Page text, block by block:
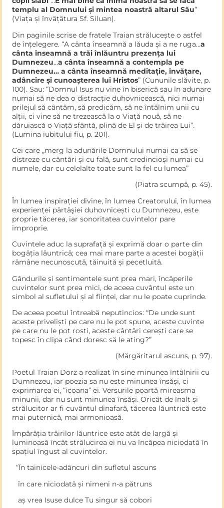
templu al Domnului și mintea noastră altarul Său”
(Viața și învățătura Sf. Siluan).
Din paginile scrise de fratele Traian strălucește o astfel
de înțelegere. “A cânta înseamnă a lăuda și a ne ruga…a
cânta înseamnă a trăi înlăuntru prezența lui
Dumnezeu…a cânta înseamnă a contempla pe
Dumnezeu… a cânta înseamnă meditație, învățare,
adâncire și cunoașterea lui Hristos” (Cununile slăvite, p.
100). Sau: “Domnul Isus nu vine în biserică sau în adunare
numai să ne dea o distracție duhovnicească, nici numai
prilejul să cântăm, să predicăm, să ne întâlnim unii cu
alții, ci vine să ne trezească la o Viață nouă, să ne
dăruiască o Viață sfântă, plină de El și de trăirea Lui”.
(Lumina iubitului fiu, p. 201).
Cei care „merg la adunările Domnului numai ca să se
distreze cu cântări și cu fală, sunt credincioși numai cu
numele, dar cu celelalte toate sunt la fel cu lumea”
(Piatra scumpă, p. 45).
În lumea inspirației divine, în lumea Creatorului, în lumea
experienței părtăşiei duhovnicești cu Dumnezeu, este
proprie tăcerea, iar sonoritatea cuvintelor pare
improprie.
Cuvintele aduc la suprafață și exprimă doar o parte din
bogăția lăuntrică; cea mai mare parte a acestei bogății
rămâne necunoscută, tăinuită și pecetluită.
Gândurile și sentimentele sunt prea mari, încăperile
cuvintelor sunt prea mici, de aceea cuvântul este un
simbol al sufletului și al ființei, dar nu le poate cuprinde.
De aceea poetul întreabă neputincios: “De unde sunt
aceste priveliști pe care nu le pot spune, aceste cuvinte
pe care nu le pot rosti, aceste cântări cerești care se
topesc în clipa când doresc să le ating?”
(Mărgăritarul ascuns, p. 97).
Poetul Traian Dorz a realizat în sine minunea întâlnirii cu
Dumnezeu, iar poezia sa nu este minunea însăși, ci
exprimarea ei, “icoana” ei. Versurile poartă mireasma
minunii, dar nu sunt minunea însăși. Oricât de înalt și
strălucitor ar fi cuvântul dinafară, tăcerea lăuntrică este
mai puternică, mai armonioasă.
Împărăția trăirilor lăuntrice este atât de largă și
luminoasă încât strălucirea ei nu va încăpea niciodată în
spațiul îngust al cuvintelor.
“În tainicele-adâncuri din sufletul ascuns
în care niciodată și nimeni n-a pătruns
aș vrea Isuse dulce Tu singur să cobori